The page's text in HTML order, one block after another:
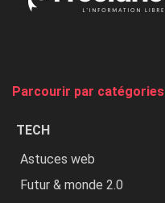
Parcourir par catégories
TECH
Astuces web
Futur & monde 2.0